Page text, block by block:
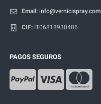
Email: info@vernicispray.com
CIF: IT06818930486
PAGOS SEGUROS